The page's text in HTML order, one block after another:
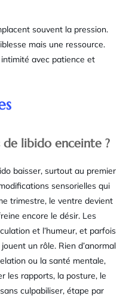
souvent la pression.
mais une ressource.
avec patience et
de libido enceinte ?
baisser, surtout au premier
sensorielles qui
trimestre, le ventre devient
encore le désir. Les
et l’humeur, et parfois
un rôle. Rien d’anormal
ou la santé mentale,
les rapports, la posture, le
culpabiliser, étape par